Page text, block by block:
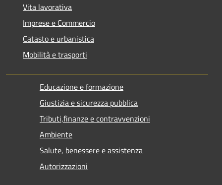
Vita lavorativa
Imprese e Commercio
Catasto e urbanistica
Mobilità e trasporti
Educazione e formazione
Giustizia e sicurezza pubblica
Tributi,finanze e contravvenzioni
Ambiente
Salute, benessere e assistenza
Autorizzazioni